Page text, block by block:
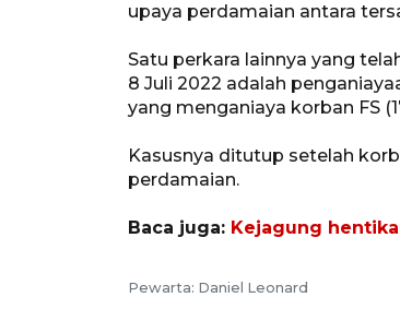
upaya perdamaian antara
Satu perkara lainnya yang
8 Juli 2022 adalah
yang menganiaya korban FS
Kasusnya ditutup setelah
perdamaian.
Baca juga: Kejagung
Pewarta: Daniel Leonard